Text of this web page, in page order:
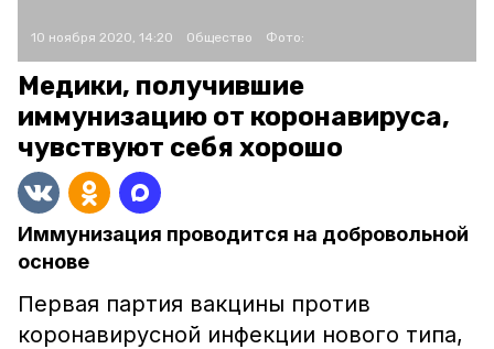
10 ноября 2020, 14:20 Общество Фото:
Медики, получившие
иммунизацию от коронавируса,
чувствуют себя хорошо
Иммунизация проводится на добровольной
основе
Первая партия вакцины против
коронавирусной инфекции нового типа,